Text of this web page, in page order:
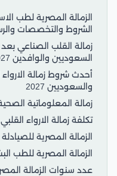
الزمالة المصرية لطب
الشروط والتخصصات
زمالة القلب الصناعي
السعوديين والوافدين 2027
أحدث شروط زمالة
والسعوديين 2027
زمالة المعلوماتية
تكلفة زمالة الارواء القلبي
الزمالة المصرية للصيادلة
الزمالة المصرية للطب
عدد سنوات الزمالة